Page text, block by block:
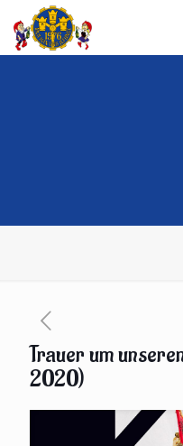
Trauer um
2020)